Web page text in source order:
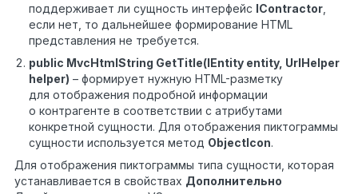
поддерживает ли сущность интерфейс IContractor
если нет, то дальнейшее формирование HTML
представления не требуется.
public MvcHtmlString GetTitle(IEntity entity, UrlHelper
helper) – формирует нужную HTML-разметку
для отображения подробной информации
о контрагенте в соответствии с атрибутами
конкретной сущности. Для отображения пиктограммы
сущности используется метод ObjectIcon.
Для отображения пиктограммы типа сущности, которая
устанавливается в свойствах Дополнительно